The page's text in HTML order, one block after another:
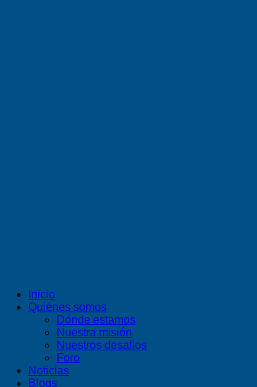
Inicio
Quiénes somos
Dónde estamos
Nuestra misión
Nuestros desafios
Foro
Noticias
Blogs